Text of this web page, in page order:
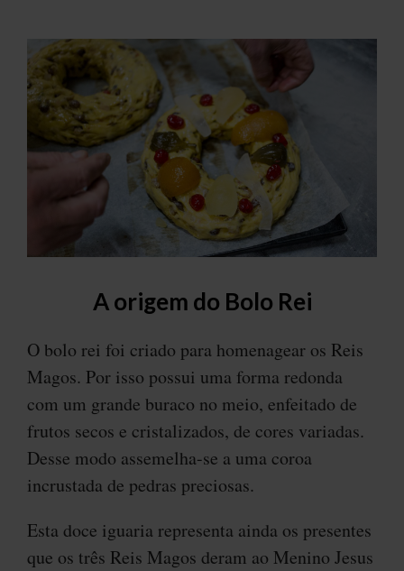
A origem do Bolo Rei
O bolo rei foi criado para homenagear os Reis
Magos. Por isso possui uma forma redonda
com um grande buraco no meio, enfeitado de
frutos secos e cristalizados, de cores variadas.
Desse modo assemelha-se a uma coroa
incrustada de pedras preciosas.
Esta doce iguaria representa ainda os presentes
que os três Reis Magos deram ao Menino Jesus